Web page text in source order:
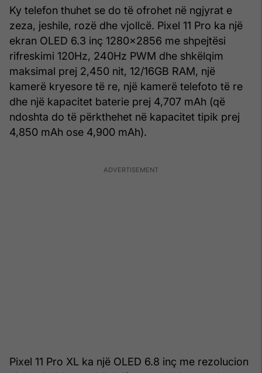
Ky telefon thuhet se do të ofrohet në ngjyrat e
zeza, jeshile, rozë dhe vjollcë. Pixel 11 Pro ka një
ekran OLED 6.3 inç 1280x2856 me shpejtësi
rifreskimi 120Hz, 240Hz PWM dhe shkëlqim
maksimal prej 2,450 nit, 12/16GB RAM, një
kamerë kryesore të re, një kamerë telefoto të re
dhe një kapacitet baterie prej 4,707 mAh (që
ndoshta do të përkthehet në kapacitet tipik prej
4,850 mAh ose 4,900 mAh).
Pixel 11 Pro XL ka një OLED 6.8 inç me rezolucion